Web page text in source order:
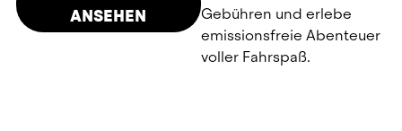
und ein unverbindliches Angebot
erhalten.
Vertrag mit einem Click bestätigen,
ANSEHEN
Gebühren und erlebe
emissionsfreie Abenteuer
voller Fahrspaß.